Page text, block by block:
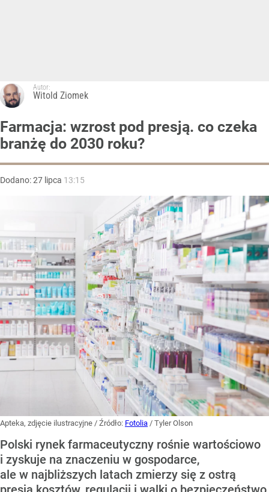
Autor:
Witold Ziomek
Farmacja: wzrost pod presją. co czeka
branżę do 2030 roku?
Dodano:27 lipca 13:15
Apteka, zdjęcie ilustracyjne / Źródło: Fotolia / Tyler Olson
Polski rynek farmaceutyczny rośnie wartościowo
i zyskuje na znaczeniu w gospodarce,
ale w najbliższych latach zmierzy się z ostrą